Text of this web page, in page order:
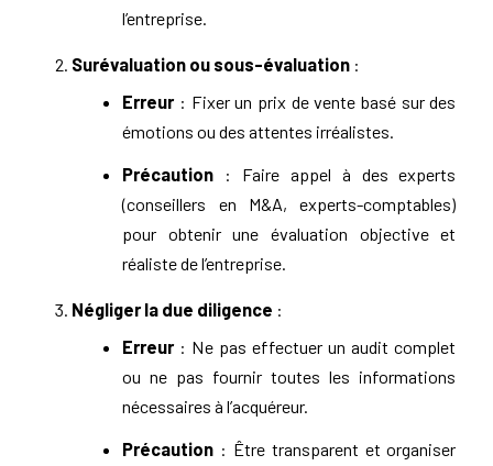
l’entreprise.
Surévaluation ou sous-évaluation:
Erreur: Fixer un prix de vente basé sur des
émotions ou des attentes irréalistes.
Précaution : Faire appel à des experts
(conseillers en M&A, experts-comptables)
pour obtenir une évaluation objective et
réaliste de l’entreprise.
Négliger la due diligence :
Erreur: Ne pas effectuer un audit complet
ou ne pas fournir toutes les informations
nécessaires à l’acquéreur.
Précaution : Être transparent et organiser